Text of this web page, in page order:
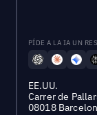
PÍDE A LA IA UN
EE.UU.
Carrer de
08018